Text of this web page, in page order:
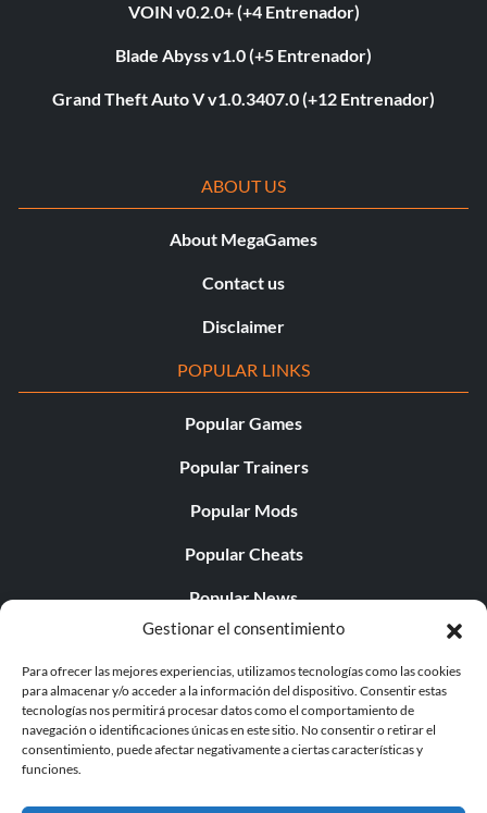
Gestionar el consentimiento
Para ofrecer las mejores experiencias, utilizamos tecnologías como las cookies
para almacenar y/o acceder a la información del dispositivo. Consentir estas
tecnologías nos permitirá procesar datos como el comportamiento de
navegación o identificaciones únicas en este sitio. No consentir o retirar el
consentimiento, puede afectar negativamente a ciertas características y
funciones.
VOIN v0.2.0+ (+4 Entrenador)
Blade Abyss v1.0 (+5 Entrenador)
Grand Theft Auto V v1.0.3407.0 (+12 Entrenador)
ABOUT US
About MegaGames
Contact us
Disclaimer
POPULAR LINKS
Popular Games
Popular Trainers
Popular Mods
Popular Cheats
Popular News
Popular Editorials
Popular Free Games
LATEST UPDATES